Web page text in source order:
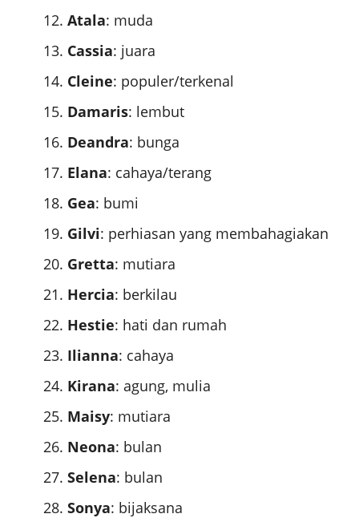
Atala: muda
Cassia: juara
Cleine: populer/terkenal
Damaris: lembut
Deandra: bunga
Elana: cahaya/terang
Gea: bumi
Gilvi: perhiasan yang membahagiakan
Gretta: mutiara
Hercia: berkilau
Hestie: hati dan rumah
Ilianna: cahaya
Kirana: agung, mulia
Maisy: mutiara
Neona: bulan
Selena: bulan
Sonya: bijaksana